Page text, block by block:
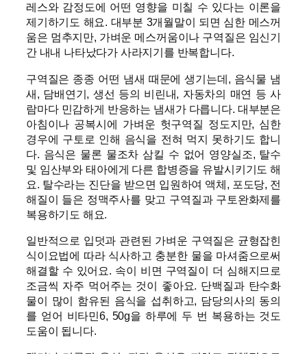
레스와 감정도에 어떤 영향을 미칠 수 있다는 이론을
제기하기도 해요. 대부분 3개월말이 되면 심한 메스꺼
움은 멈추지만, 가벼운 메스꺼움이나 구역질은 임신기
간 내내 나타났다가 사라지기를 반복합니다.
구역질은 종종 어떤 냄새 때문에 생기는데, 음식물 냄
새, 담배연기, 생선 등의 비린내, 자동차의 매연 등 사
람마다 민감하게 반응하는 냄새가 다릅니다. 대부분은
아침이나 공복시에 가벼운 헛구역질 정도지만, 심한
경우에 구토로 인해 음식을 전혀 먹지 못하기도 합니
다. 음식은 물론 물조차 삼킬 수 없어 영양실조, 탈수
및 임산부와 태아에게 다른 합병증을 유발시키기도 해
요. 탈수라는 진단을 받으면 입원하여 액체, 포도당, 전
해질이 들은 정맥주사를 맞고 구역질과 구토완화제를
복용하기도 해요.
일반적으로 입덧과 관련된 가벼운 구역질은 균형잡힌
식이요법에 따라 식사하고 충분한 물을 마셔줌으로써
해결할 수 있어요. 속이 비면 구역질이 더 심해지므로
조금씩 자주 먹어주는 것이 좋아요. 단백질과 탄수화
물이 많이 함유된 음식을 섭취하고, 담당의사의 동의
를 얻어 비타민6, 50g을 하루에 두 번 복용하는 것도
도움이 됩니다.